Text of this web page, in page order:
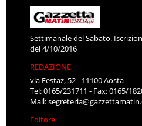
Settimanale del Sabato.
del 4/10/2016
REDAZIONE
via Festaz, 52 - 11100 Aosta
Tel: 0165/231711 - Fax: 0165/
Mail:
Editore